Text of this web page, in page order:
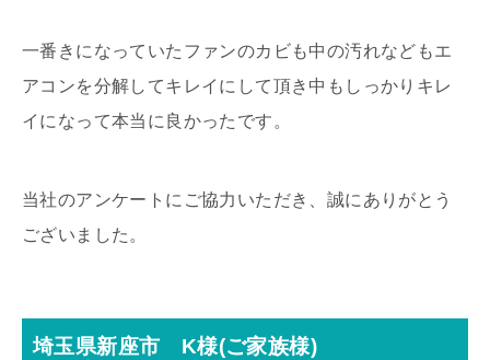
一番きになっていたファンのカビも中の汚れなどもエ
アコンを分解してキレイにして頂き中もしっかりキレ
イになって本当に良かったです。
当社のアンケートにご協力いただき、誠にありがとう
ございました。
埼玉県新座市 K様(ご家族様)